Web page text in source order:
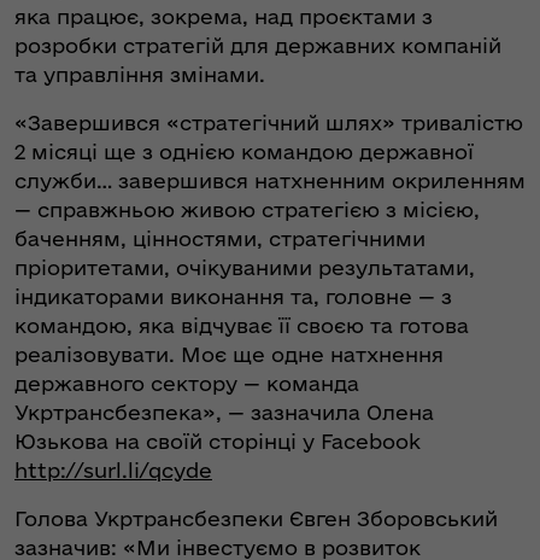
яка працює, зокрема, над проєктами з
розробки стратегій для державних компаній
та управління змінами.
«Завершився «стратегічний шлях» тривалістю
2 місяці ще з однією командою державної
служби… завершився натхненним окриленням
— справжньою живою стратегією з місією,
баченням, цінностями, стратегічними
пріоритетами, очікуваними результатами,
індикаторами виконання та, головне — з
командою, яка відчуває її своєю та готова
реалізовувати. Моє ще одне натхнення
державного сектору — команда
Укртрансбезпека», — зазначила Олена
Юзькова на своїй сторінці у Facebook
http://surl.li/qcyde
Голова Укртрансбезпеки Євген Зборовський
зазначив: «Ми інвестуємо в розвиток